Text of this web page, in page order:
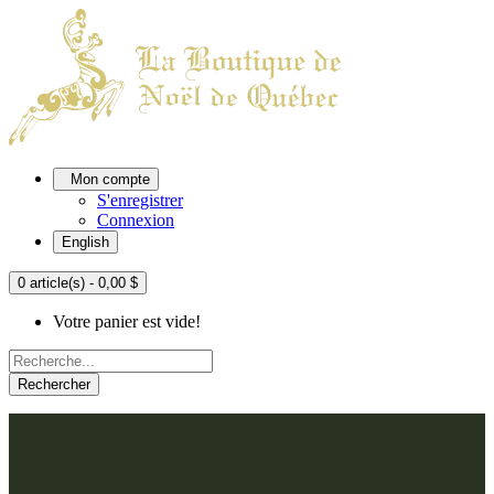
Mon compte
S'enregistrer
Connexion
English
0 article(s) - 0,00 $
Votre panier est vide!
Rechercher